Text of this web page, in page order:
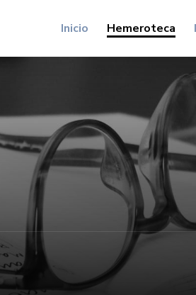
Inicio Hemeroteca